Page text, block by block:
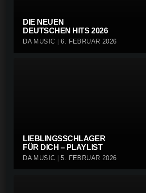
DIE NEUEN
DEUTSCHEN HITS 2026
DA MUSIC | 6. FEBRUAR 2026
LIEBLINGSSCHLAGER
FÜR DICH – PLAYLIST
DA MUSIC | 5. FEBRUAR 2026